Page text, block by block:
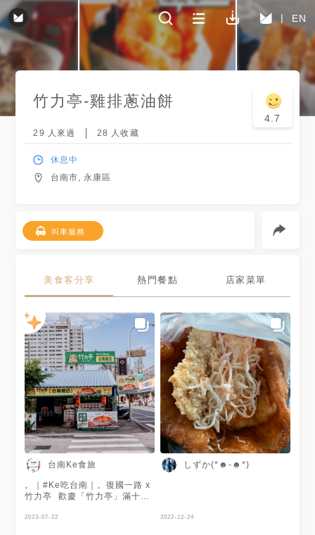
EN
竹力亭-雞排蔥油餅
4.7
29 人來過 28 人收藏
休息中
台南市, 永康區
叫車服務
美食客分享 熱門餐點 店家菜單
台南Ke食旅
。｜#Ke吃台南｜。復國一路 x
竹力亭 ⁡ 歡慶「竹力亭」滿十週
氣蔥油餅「竹力亭」，位於在復
2023-07-22
しずか(*☻-☻*)
2022-12-24